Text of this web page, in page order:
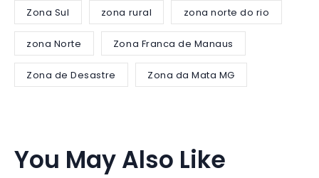
Zona Sul zona rural zona norte do rio
zona Norte Zona Franca de Manaus
Zona de Desastre Zona da Mata MG
You May Also Like